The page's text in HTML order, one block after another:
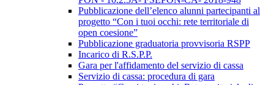
Pubblicazione dell’elenco alunni partecipanti al
progetto “Con i tuoi occhi: rete territoriale di
open coesione”
Pubblicazione graduatoria provvisoria RSPP
Incarico di R.S.P.P.
Gara per l'affidamento del servizio di cassa
Servizio di cassa: procedura di gara